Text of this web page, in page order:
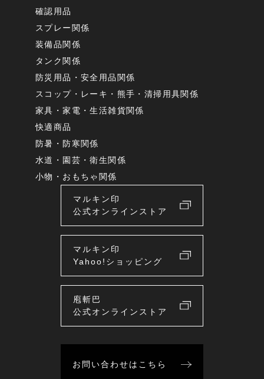
確認用品
スプレー関係
装備品関係
タンク関係
防災用品・安全用品関係
スコップ・レーキ・熊手・清掃用具関係
家具・家電・生活雑貨関係
快適商品
防暑・防寒関係
水道・園芸・衛生関係
小物・おもちゃ関係
マルキン印
公式オンラインストア
マルキン印
Yahoo!ショッピング
庖斬巴
公式オンラインストア
お問い合わせはこちら